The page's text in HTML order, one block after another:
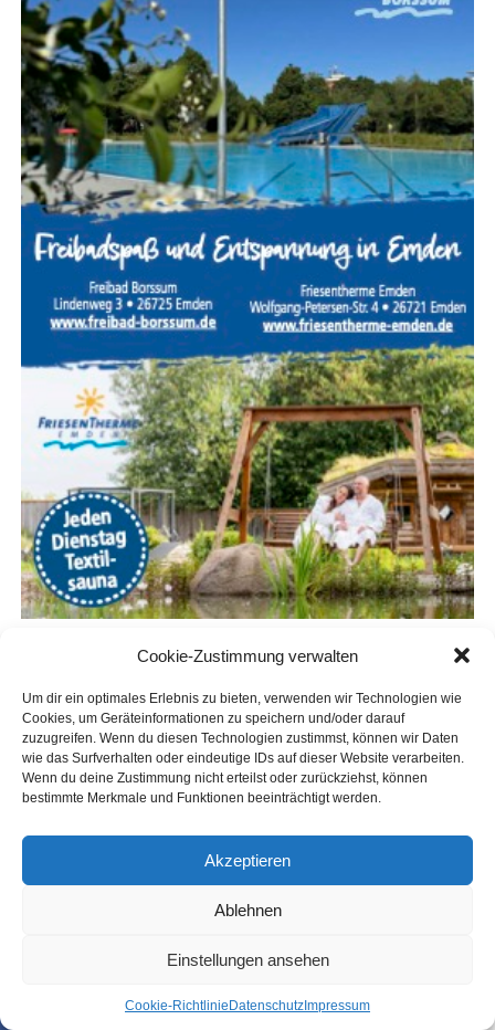
Cookie-Zustimmung verwalten
Um dir ein optimales Erlebnis zu bieten, verwenden wir Technologien wie
Cookies, um Geräteinformationen zu speichern und/oder darauf
zuzugreifen. Wenn du diesen Technologien zustimmst, können wir Daten
wie das Surfverhalten oder eindeutige IDs auf dieser Website verarbeiten.
Wenn du deine Zustimmung nicht erteilst oder zurückziehst, können
bestimmte Merkmale und Funktionen beeinträchtigt werden.
Akzeptieren
Ablehnen
Einstellungen ansehen
Coo­kie-Richt­li­nie Daten­schutz Impres­sum
SHARE TWEET
Diens­tag, 11. August, und Mitt­woch, 12. August
2026 (jeweils 07:00 bis 20:00 Uhr): Bing­um­gas­
ter Stra­ßeDer gesperr­te Abschnitt befin­det sich
zwi­schen Zie­ge­lei­stra­ße und Efeu­stra­ße.Die
Umlei­tung führt über die Zie­ge­lei­stra­ße und die
Efeustraße.
Don­ners­tag, 13. August, und Frei­tag, 14.
August 2026 (jeweils 07:00 bis 20:00 Uhr):
Weiß­dorn­stra­ße, Rot­dorn­stra­ße, Von-Bodel­
schwingh-Stra­ße Die­se Stra­ßen wer­den nach­ein­
an­der gesperrt,
begin­nend mit der Von-Bodel­
schwingh-Stra­ße.Da es sich hier­bei jeweils um
Sack­gas­sen han­delt,ist kei­ne Umlei­tung für den
Kraft­fahr­zeug­ver­kehr möglich.
Wich­ti­ge Hin­wei­se für Anlie­ger und Rettungskräfte
Trotz der Voll­sper­run­gen gel­ten wich­ti­ge
Ausnahmeregelungen:
Die Durch­fahrt für Fahr­zeu­ge desRet­tungs­diens­
tes, der Feu­er­wehr und der Poli­zei
ist jeder­zeit
Fuß­gän­gerkön­nen die Bau­stel­len­be­rei­che jeder­
zeit passieren.
chen Arbei­ten auf­ge­ho­ben,sodass die Durch­fahrt
Die betrof­fe­nen Anlie­ger wer­den zusätz­lich schrift­lich
den genann­ten Zeit­räu­men zwin­gend auf ihr Kraft­fahr­